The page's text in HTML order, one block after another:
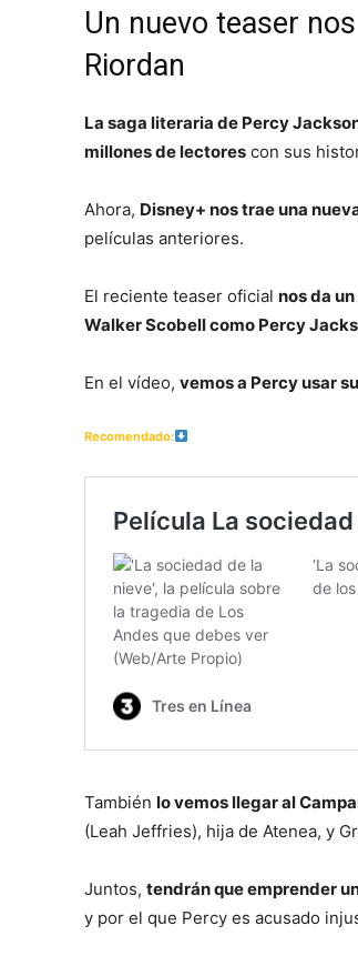
Un nuevo teaser
Riordan
La saga literaria de Percy
millones de lectores con sus
Ahora, Disney+ nos trae una
películas anteriores.
El reciente teaser oficial nos da
Walker Scobell como Percy
En el vídeo, vemos a Percy usar
Recomendado:
También lo vemos llegar al
(Leah Jeffries), hija de Atenea, y
Juntos, tendrán que emprender
y por el que Percy es acusado